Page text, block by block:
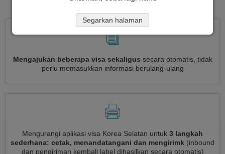
Mengajukan beberapa visa sekaligus secara otomatis, tidak
perlu memasukkan informasi berulang-ulang
Mengurangi aplikasi visa Korea Selatan untuk 3 langkah
sederhana: cetak, menandatangani dan mengirimk (inbound
dan pengiriman kembali label dihasilkan secara otomatis)
Segarkan halaman